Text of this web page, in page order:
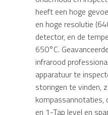
heeft een hoge
en hoge resolutie
detector, en de
650°C.
infrarood
apparatuur te
storingen te vinden,
kompassannotaties,
en 1-Tap level en